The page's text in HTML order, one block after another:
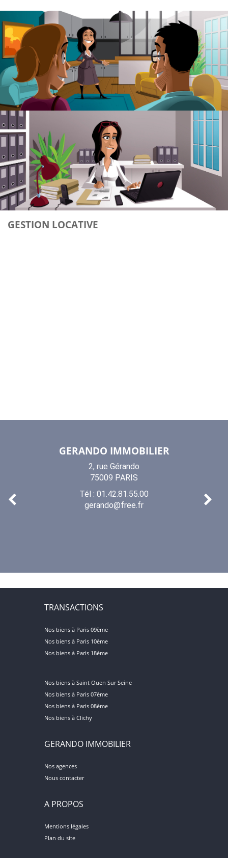
GESTION LOCATIVE
GERANDO IMMOBILIER
2, rue Gérando
75009 PARIS
Tél : 01.42.81.55.00
gerando@free.fr
TRANSACTIONS
Nos biens à Paris 09ème
Nos biens à Paris 10ème
Nos biens à Paris 18ème
Nos biens à Saint Ouen Sur Seine
Nos biens à Paris 07ème
Nos biens à Paris 08ème
Nos biens à Clichy
GERANDO IMMOBILIER
Nos agences
Nous contacter
A PROPOS
Mentions légales
Plan du site